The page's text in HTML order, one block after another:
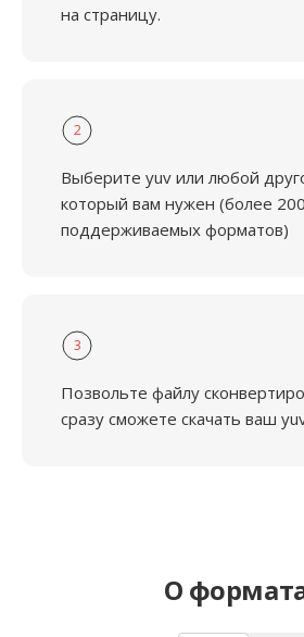
на страницу.
2
Выберите yuv или любой
который вам нужен (более 200
поддерживаемых форматов)
3
Позвольте файлу
сразу сможете скачать ваш
О